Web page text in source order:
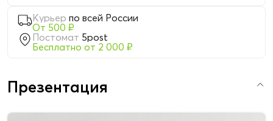
Курьер по всей России
От 500 ₽
Постомат 5post
Бесплатно от 2 000 ₽
Презентация